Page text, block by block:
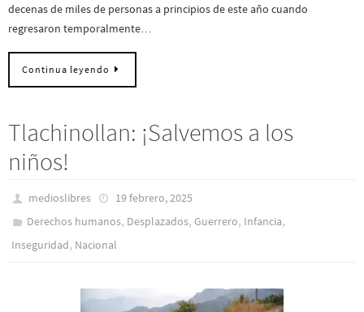
decenas de miles de personas a principios de este año cuando
regresaron temporalmente…
Continua leyendo
Tlachinollan: ¡Salvemos a los
niños!
medioslibres
19 febrero, 2025
Derechos humanos, Desplazados,Guerrero, Infancia,
Inseguridad, Nacional